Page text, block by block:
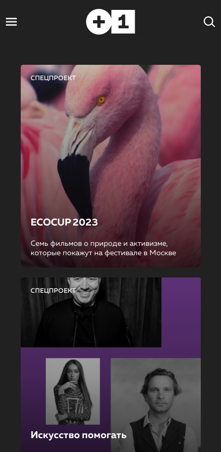
СПЕЦПРОЕКТ
ECOCUP 2023
Семь фильмов о природе и активизме,
которые покажут на фестивале в Москве
СПЕЦПРОЕКТ
Искусство помогать